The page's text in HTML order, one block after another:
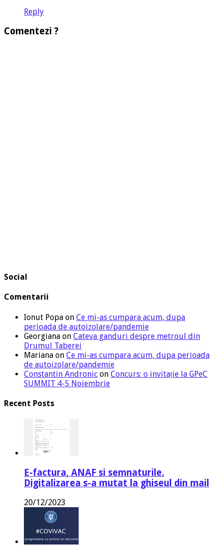
Reply
Comentezi ?
Social
Comentarii
Ionut Popa on Ce mi-as cumpara acum, dupa
perioada de autoizolare/pandemie
Georgiana on Cateva ganduri despre metroul din
Drumul Taberei
Mariana on Ce mi-as cumpara acum, dupa perioada
de autoizolare/pandemie
Constantin Andronic on Concurs: o invitație la GPeC
SUMMIT 4-5 Noiembrie
Recent Posts
E-factura, ANAF si semnaturile.
Digitalizarea s-a mutat la ghiseul din mail
20/12/2023